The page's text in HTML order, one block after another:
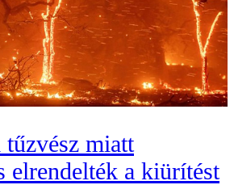
miatt
elrendelték a kiürítést